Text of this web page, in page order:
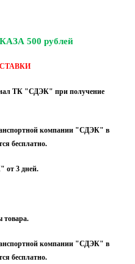
500 рублей
ТК "СДЭК" при получение
компании "СДЭК" в
бесплатно.
от 3 дней.
товара.
компании "СДЭК" в
бесплатно.